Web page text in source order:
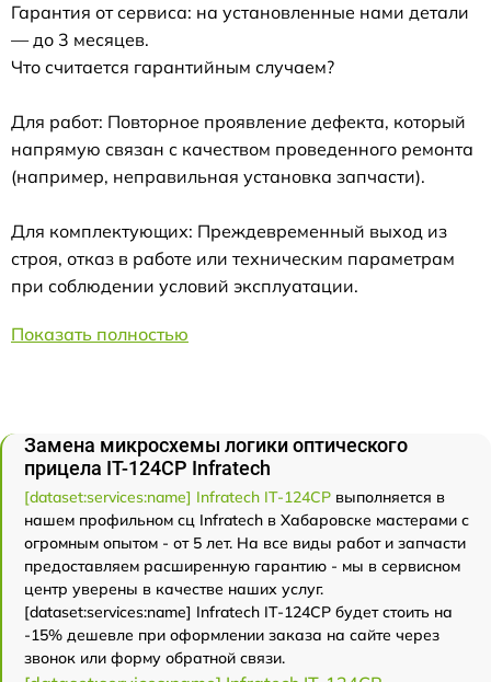
Гарантия от сервиса: на установленные нами детали
— до 3 месяцев.
Что считается гарантийным случаем?
Для работ: Повторное проявление дефекта, который
напрямую связан с качеством проведенного ремонта
(например, неправильная установка запчасти).
Для комплектующих: Преждевременный выход из
строя, отказ в работе или техническим параметрам
при соблюдении условий эксплуатации.
Показать полностью
Замена микросхемы логики оптического
прицела IT-124CP Infratech
[dataset:services:name] Infratech IT-124CP выполняется в
нашем профильном сц Infratech в Хабаровске мастерами с
огромным опытом - от 5 лет. На все виды работ и запчасти
предоставляем расширенную гарантию - мы в сервисном
центр уверены в качестве наших услуг.
[dataset:services:name] Infratech IT-124CP будет стоить на
-15% дешевле при оформлении заказа на сайте через
звонок или форму обратной связи.